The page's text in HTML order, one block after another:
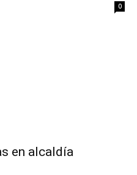
0
en alcaldía